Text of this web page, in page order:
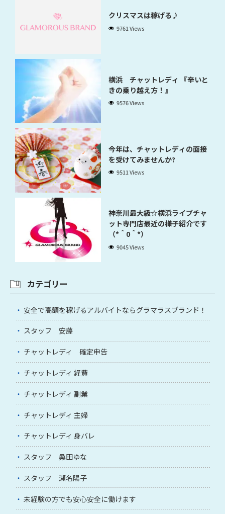
クリスマスは稼げる♪
9761 Views
横浜 チャットレディ 『辛いと
きの乗り越え方！』
9576 Views
今年は、チャットレディの面接
を受けてみませんか?
9511 Views
神奈川最大級☆横浜ライブチャ
ット専門店最近の様子紹介です
（*＾0＾*）
9045 Views
カテゴリー
安全で高額を稼げるアルバイトならグラマラスブランド！
スタッフ 安藤
チャットレディ 確定申告
チャットレディ 経費
チャットレディ 副業
チャットレディ 主婦
チャットレディ 身バレ
スタッフ 桑田ゆな
スタッフ 瀬名陽子
未経験の方でも安心安全に働けます